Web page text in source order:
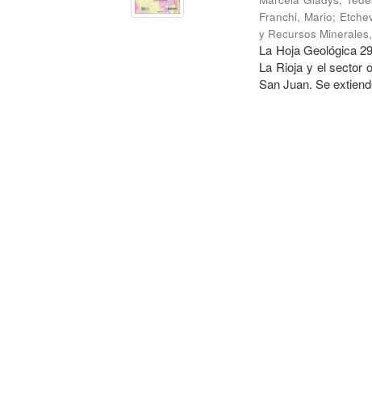
Franchi, Mario;
y Recursos Minerales
La Hoja Geológica
La Rioja y el sector
San Juan. Se